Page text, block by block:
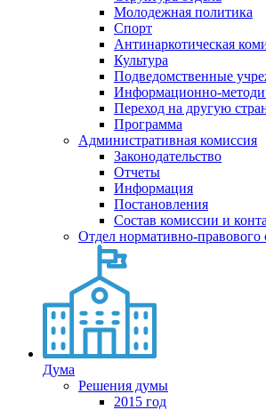
Молодежная политика
Спорт
Антинаркотическая
Культура
Подведомственные
Информационно-
Переход на другую
Программа
Административная комиссия
Законодательство
Отчеты
Информация
Постановления
Состав комиссии и
Отдел нормативно-правового
Дума
Решения думы
2015 год